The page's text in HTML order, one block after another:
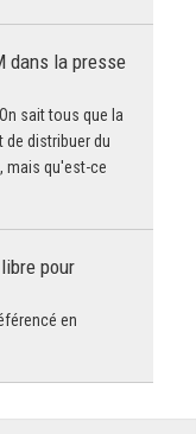
dans la presse
sait tous que la
de distribuer du
mais qu'est-ce
pour
en